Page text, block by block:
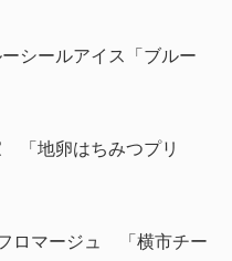
シールアイス「ブルー
地卵はちみつプリ
ロマージュ 「横市チー